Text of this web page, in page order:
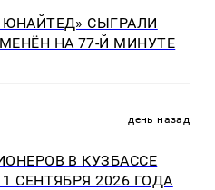
СЫГРАЛИ
НА 77-Й МИНУТЕ
день назад
В КУЗБАССЕ
СЕНТЯБРЯ 2026 ГОДА